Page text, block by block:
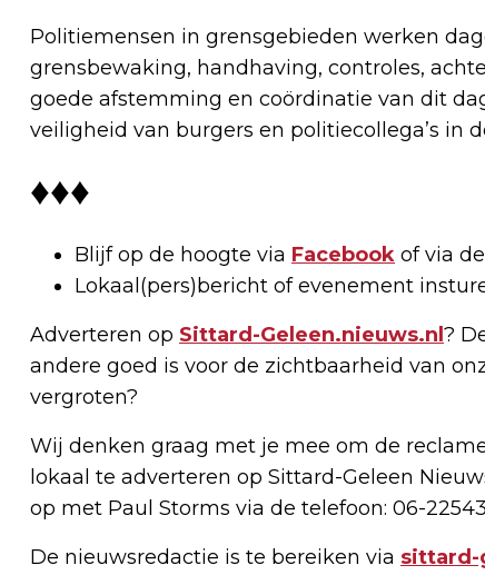
Politiemensen in grensgebieden werken
grensbewaking, handhaving, controles,
goede afstemming en coördinatie van dit
veiligheid van burgers en politiecollega’s in
♦♦♦
Blijf op de hoogte via Facebook of via
Lokaal(pers)bericht of evenement
Adverteren op Sittard-Geleen.nieuws.nl ?
andere goed is voor de zichtbaarheid van
vergroten?
Wij denken graag met je mee om de
lokaal te adverteren op Sittard-Geleen
op met Paul Storms via de telefoon: 06-
De nieuwsredactie is te bereiken via sittard-